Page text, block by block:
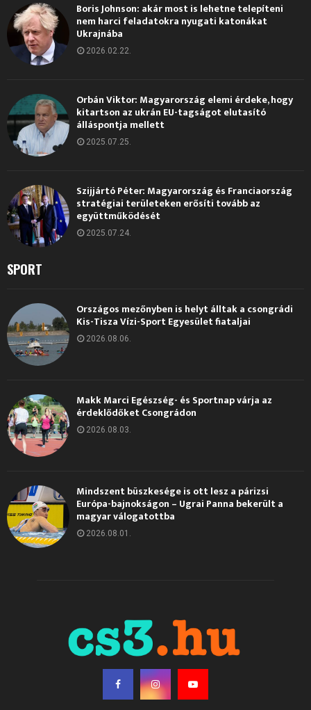
Boris Johnson: akár most is lehetne telepíteni
nem harci feladatokra nyugati katonákat
Ukrajnába
2026.02.22.
Orbán Viktor: Magyarország elemi érdeke, hogy
kitartson az ukrán EU-tagságot elutasító
álláspontja mellett
2025.07.25.
Szijjártó Péter: Magyarország és Franciaország
stratégiai területeken erősíti tovább az
együttműködését
2025.07.24.
SPORT
Országos mezőnyben is helyt álltak a csongrádi
Kis-Tisza Vízi-Sport Egyesület fiataljai
2026.08.06.
Makk Marci Egészség- és Sportnap várja az
érdeklődőket Csongrádon
2026.08.03.
Mindszent büszkesége is ott lesz a párizsi
Európa-bajnokságon – Ugrai Panna bekerült a
magyar válogatottba
2026.08.01.